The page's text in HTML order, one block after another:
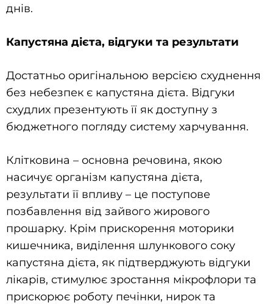
днів.
Капустяна дієта, відгуки та результати
Достатньо оригінальною версією схуднення
без небезпек є капустяна дієта. Відгуки
схудлих презентують її як доступну з
бюджетного погляду систему харчування.
Клітковина – основна речовина, якою
насичує організм капустяна дієта,
результати її впливу – це поступове
позбавлення від зайвого жирового
прошарку. Крім прискорення моторики
кишечника, виділення шлункового соку
капустяна дієта, як підтверджують відгуки
лікарів, стимулює зростання мікрофлори та
прискорює роботу печінки, нирок та